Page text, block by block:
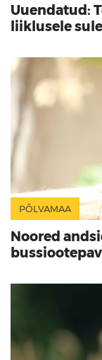
Uuendatud:
liiklusele
PÕLVAMAA
Noored